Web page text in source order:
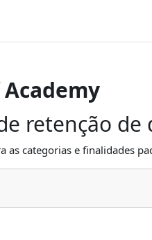
retenção de
as categorias e finalidades